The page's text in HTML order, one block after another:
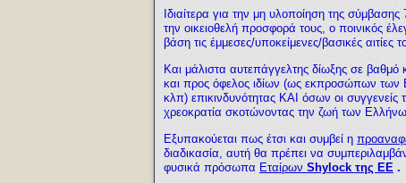
Ιδιαίτερα για την μη υλοποίηση της
την οικειοθελή προσφορά τους, ο ποινικός
βάση τις έμμεσες/υποκείμενες/βασικές
Και μάλιστα αυτεπάγγελτης δίωξης σε
και προς όφελος ιδίων (ως εκπροσώπων των
κλπ) επικινδυνότητας ΚΑΙ όσων οι
χρεοκρατία σκοτώνοντας την ζωή των
Εξυπακούεται πως έτσι και συμβεί η
διαδικασία, αυτή θα πρέπει να
φυσικά πρόσωπα Εταίρων Shylock της ΕΕ .